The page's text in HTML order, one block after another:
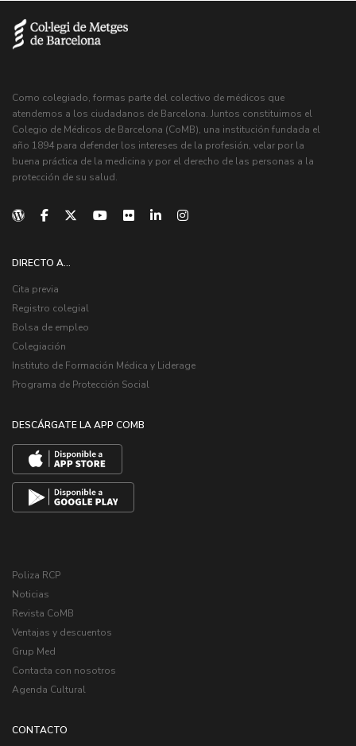
Como colegiado, formas parte del colectivo de médicos que
atendemos a los ciudadanos de Barcelona. Juntos constituimos el
Colegio de Médicos de Barcelona (CoMB), una institución fundada el
año 1894 para defender los intereses de la profesión, velar por la
buena práctica de la medicina y por el derecho de las personas a la
protección de su salud.
DIRECTO A...
Cita previa
Registro colegial
Bolsa de empleo
Colegiación
Instituto de Formación Médica y Liderage
Programa de Protección Social
DESCÁRGATE LA APP COMB
Poliza RCP
Noticias
Revista CoMB
Ventajas y descuentos
Grup Med
Contacta con nosotros
Agenda Cultural
CONTACTO